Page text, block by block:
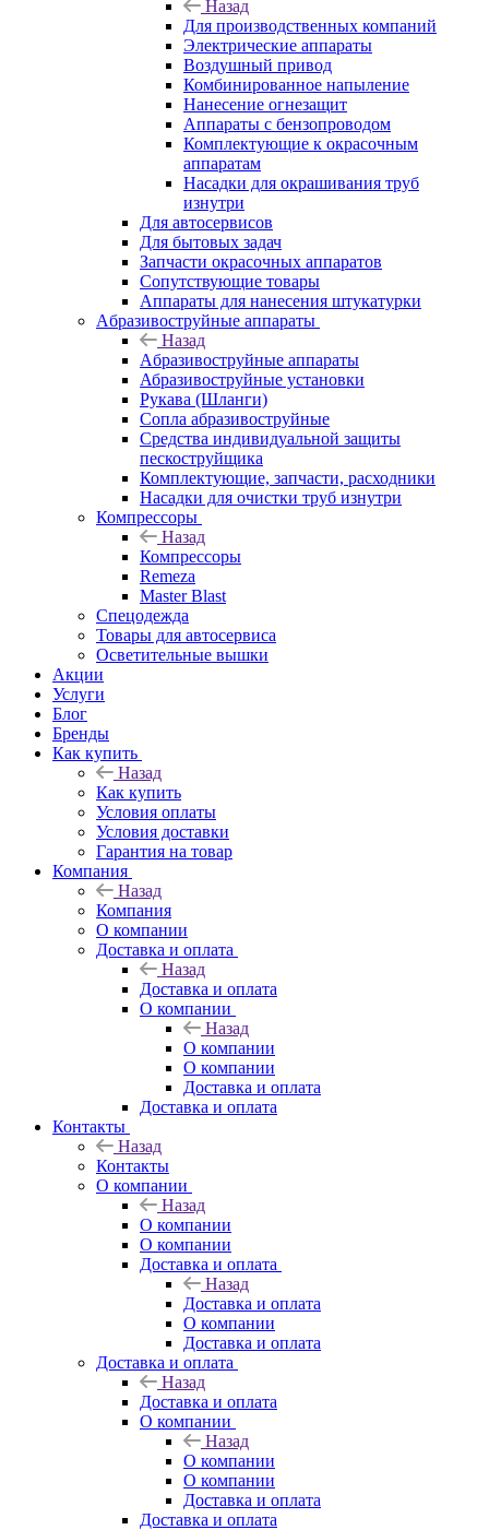
Назад
Для производственных компаний
Электрические аппараты
Воздушный привод
Комбинированное напыление
Нанесение огнезащит
Аппараты с бензопроводом
Комплектующие к окрасочным
аппаратам
Насадки для окрашивания труб
изнутри
Для автосервисов
Для бытовых задач
Запчасти окрасочных аппаратов
Сопутствующие товары
Аппараты для нанесения штукатурки
Aбразивоструйные аппараты
Назад
Aбразивоструйные аппараты
Абразивоструйные установки
Рукава (Шланги)
Сопла абразивоструйные
Средства индивидуальной защиты
пескоструйщика
Комплектующие, запчасти, расходники
Насадки для очистки труб изнутри
Компрессоры
Назад
Компрессоры
Remeza
Master Blast
Спецодежда
Товары для автосервиса
Осветительные вышки
Акции
Услуги
Блог
Бренды
Как купить
Назад
Как купить
Условия оплаты
Условия доставки
Гарантия на товар
Компания
Назад
Компания
О компании
Доставка и оплата
Назад
Доставка и оплата
О компании
Назад
О компании
О компании
Доставка и оплата
Доставка и оплата
Контакты
Назад
Контакты
О компании
Назад
О компании
О компании
Доставка и оплата
Назад
Доставка и оплата
О компании
Доставка и оплата
Доставка и оплата
Назад
Доставка и оплата
О компании
Назад
О компании
О компании
Доставка и оплата
Доставка и оплата